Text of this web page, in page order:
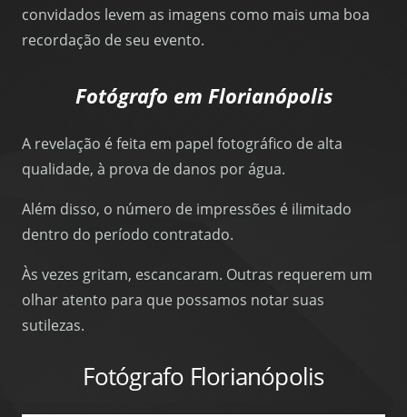
convidados levem as imagens como mais uma boa
recordação de seu evento.
Fotógrafo em Florianópolis
A revelação é feita em papel fotográfico de alta
qualidade, à prova de danos por água.
Além disso, o número de impressões é ilimitado
dentro do período contratado.
Às vezes gritam, escancaram. Outras requerem um
olhar atento para que possamos notar suas
sutilezas.
Fotógrafo Florianópolis